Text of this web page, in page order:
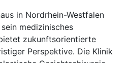
in Nordrhein-Westfalen
medizinisches
zukunftsorientierte
Perspektive. Die Klinik